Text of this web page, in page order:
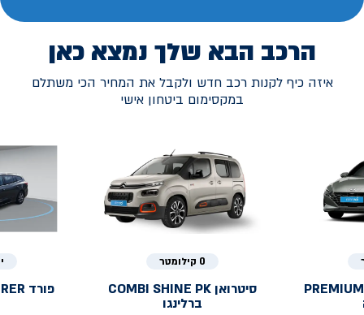
הרכב הבא שלך נמצא כאן
איזה כיף לקנות רכב חדש ולקבל את המחיר הכי משתלם
במקסימום ביטחון אישי
0 קילומטר
סיטרואן COMBI SHINE PK
ברלינגו
פורד